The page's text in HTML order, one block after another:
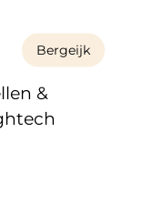
&
Bergeijk